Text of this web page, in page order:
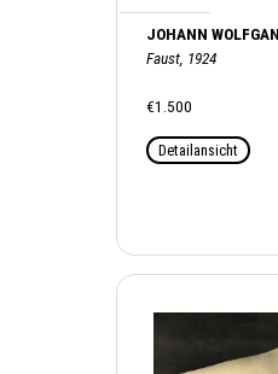
JOHANN
Faust, 1924
€1.500
Detailansicht